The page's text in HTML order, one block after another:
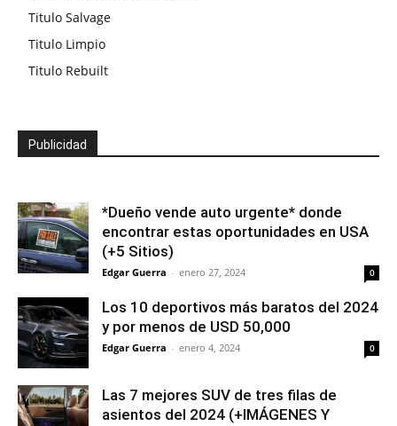
Titulo Salvage
Titulo Limpio
Titulo Rebuilt
Publicidad
*Dueño vende auto urgente* donde
encontrar estas oportunidades en USA
(+5 Sitios)
Edgar Guerra - enero 27, 2024 0
Los 10 deportivos más baratos del 2024
y por menos de USD 50,000
Edgar Guerra - enero 4, 2024 0
Las 7 mejores SUV de tres filas de
asientos del 2024 (+IMÁGENES Y